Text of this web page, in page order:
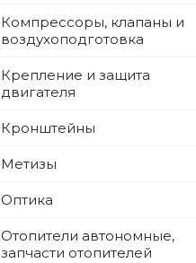
Компрессоры, клапаны и
воздухоподготовка
Крепление и защита
двигателя
Кронштейны
Метизы
Оптика
Отопители автономные,
запчасти отопителей